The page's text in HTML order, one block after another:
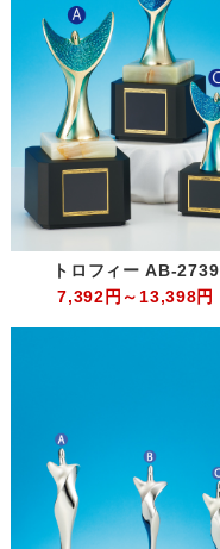
トロフィー AB-2739
7,392円～13,398円